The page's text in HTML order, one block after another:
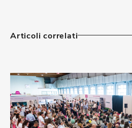
Articoli correlati